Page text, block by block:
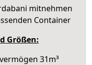
mitnehmen
Container
Größen:
31m³